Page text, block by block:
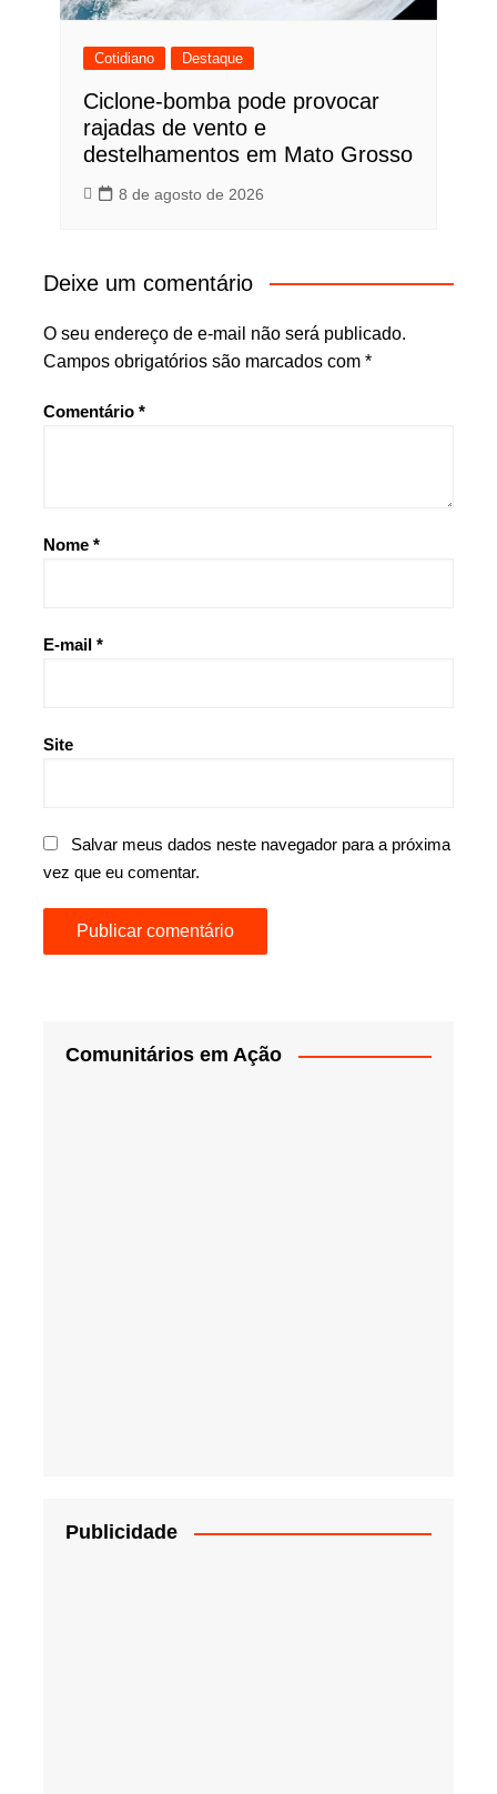
Cotidiano Destaque
Ciclone-bomba pode provocar
rajadas de vento e
destelhamentos em Mato Grosso
8 de agosto de 2026
Deixe um comentário
O seu endereço de e-mail não será publicado.
Campos obrigatórios são marcados com *
Comentário *
Nome *
E-mail *
Site
Salvar meus dados neste navegador para a próxima
vez que eu comentar.
Comunitários em Ação
Publicidade